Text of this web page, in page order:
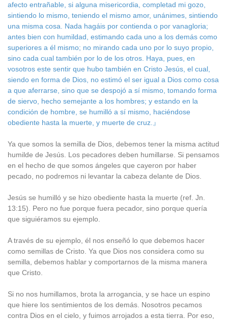
afecto entrañable, si alguna misericordia, completad mi gozo,
sintiendo lo mismo, teniendo el mismo amor, unánimes, sintiendo
una misma cosa. Nada hagáis por contienda o por vanagloria;
antes bien con humildad, estimando cada uno a los demás como
superiores a él mismo; no mirando cada uno por lo suyo propio,
sino cada cual también por lo de los otros. Haya, pues, en
vosotros este sentir que hubo también en Cristo Jesús, el cual,
siendo en forma de Dios, no estimó el ser igual a Dios como cosa
a que aferrarse, sino que se despojó a sí mismo, tomando forma
de siervo, hecho semejante a los hombres; y estando en la
condición de hombre, se humilló a sí mismo, haciéndose
obediente hasta la muerte, y muerte de cruz.』
Ya que somos la semilla de Dios, debemos tener la misma actitud
humilde de Jesús. Los pecadores deben humillarse. Si pensamos
en el hecho de que somos ángeles que cayeron por haber
pecado, no podremos ni levantar la cabeza delante de Dios.
Jesús se humilló y se hizo obediente hasta la muerte (ref. Jn.
13:15). Pero no fue porque fuera pecador, sino porque quería
que siguiéramos su ejemplo.
A través de su ejemplo, él nos enseñó lo que debemos hacer
como semillas de Cristo. Ya que Dios nos considera como su
semilla, debemos hablar y comportarnos de la misma manera
que Cristo.
Si no nos humillamos, brota la arrogancia, y se hace un espino
que hiere los sentimientos de los demás. Nosotros pecamos
contra Dios en el cielo, y fuimos arrojados a esta tierra. Por eso,